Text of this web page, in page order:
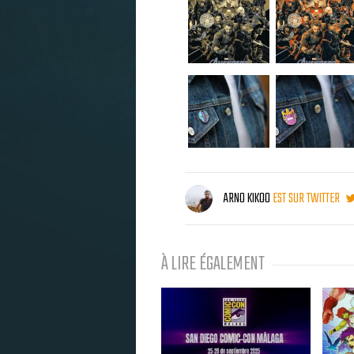
ARNO KIKOOEST SUR TWITTER
À LIRE ÉGALEMENT